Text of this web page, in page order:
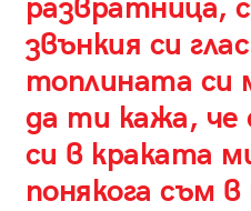
развратница,
звънкия си
топлината си
да ти кажа, че
си в краката
понякога съм